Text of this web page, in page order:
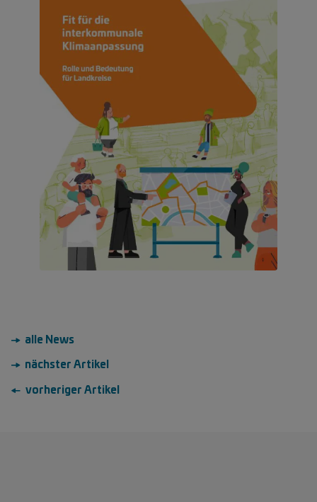
→ alle News
→ nächster Artikel
← vorheriger Artikel